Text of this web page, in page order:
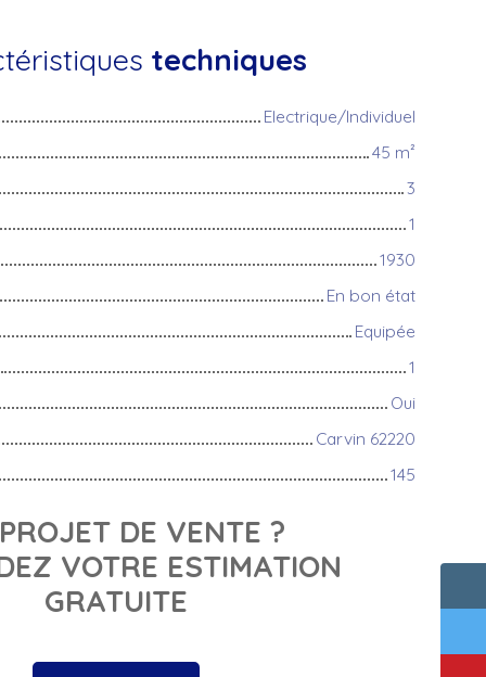
techniques
Electrique/Individuel
45 m²
3
1
1930
En bon état
Equipée
1
Oui
Carvin 62220
145
DE VENTE ?
VOTRE ESTIMATION
GRATUITE